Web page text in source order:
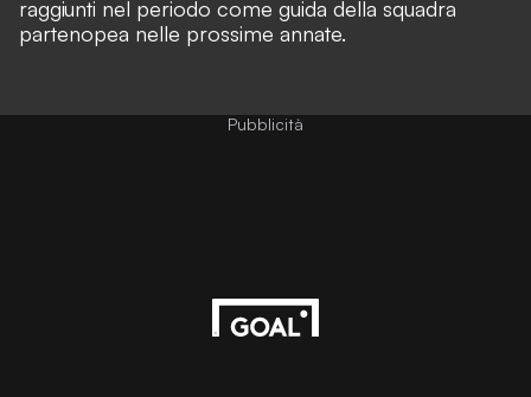
raggiunti nel periodo come guida della squadra
partenopea nelle prossime annate.
Pubblicità